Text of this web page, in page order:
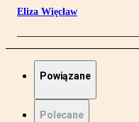
Eliza Więcław
Powiązane
Polecane